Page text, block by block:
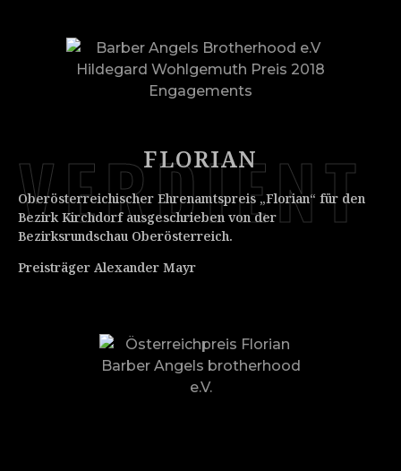
VERDIENT
FLORIAN
Oberösterreichischer Ehrenamtspreis „Florian“ für den
Bezirk Kirchdorf ausgeschrieben von der
Bezirksrundschau Oberösterreich.
Preisträger Alexander Mayr